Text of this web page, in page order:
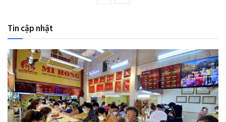
Tin cập nhật